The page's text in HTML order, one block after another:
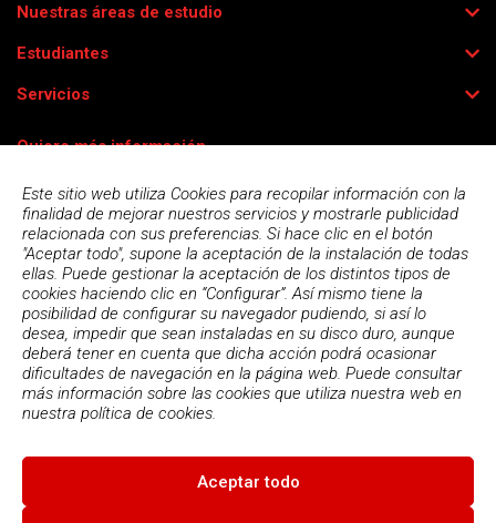
Este sitio web utiliza Cookies para recopilar información con la
finalidad de mejorar nuestros servicios y mostrarle publicidad
relacionada con sus preferencias. Si hace clic en el botón
"Aceptar todo", supone la aceptación de la instalación de todas
ellas. Puede gestionar la aceptación de los distintos tipos de
cookies haciendo clic en “Configurar”. Así mismo tiene la
posibilidad de configurar su navegador pudiendo, si así lo
desea, impedir que sean instaladas en su disco duro, aunque
deberá tener en cuenta que dicha acción podrá ocasionar
dificultades de navegación en la página web. Puede consultar
más información sobre las cookies que utiliza nuestra web en
nuestra política de cookies.
Aceptar todo
Nuestras áreas de estudio
Estudiantes
Servicios
Quiero más información
Acepto lapolítica de privacidad
© 2026